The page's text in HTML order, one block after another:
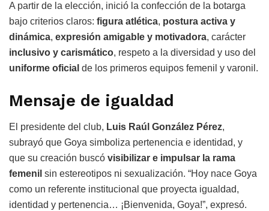
A partir de la elección, inició la confección de la botarga
bajo criterios claros: figura atlética, postura activa y
dinámica, expresión amigable y motivadora, carácter
inclusivo y carismático, respeto a la diversidad y uso del
uniforme oficial de los primeros equipos femenil y varonil.
Mensaje de igualdad
El presidente del club, Luis Raúl González Pérez,
subrayó que Goya simboliza pertenencia e identidad, y
que su creación buscó visibilizar e impulsar la rama
femenil sin estereotipos ni sexualización. “Hoy nace Goya
como un referente institucional que proyecta igualdad,
identidad y pertenencia… ¡Bienvenida, Goya!”, expresó.